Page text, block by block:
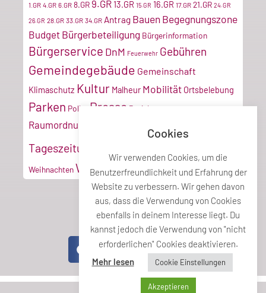
1.GR 4.GR 6.GR 8.GR 9.GR 13.GR 15.GR 16.GR 17.GR 21.GR 24.GR
26.GR 28.GR 33.GR 34.GR Antrag BauenBegegnungszone
Budget Bürgerbeteiligung Bürgerinformation
Bürgerservice DnM Feuerwehr Gebühren
Gemeindegebäude Gemeinschaft
Klimaschutz Kultur Malheur Mobilität Ortsbelebung
Parken Poller Presse Projektmanagement
Raumordnung
Tageszeitung
WeihnachtenWirtschaft
Teile diesen Beitrag
Cookies
Wir verwenden Cookies, um die
Benutzerfreundlichkeit und Erfahrung der
Website zu verbessern. Wir gehen davon
aus, dass die Verwendung von Cookies
ebenfalls in deinem Interesse liegt. Du
kannst jedoch die Verwendung von "nicht
erforderlichen" Cookies deaktivieren.
Mehr lesen
Cookie Einstellungen
Akzeptieren